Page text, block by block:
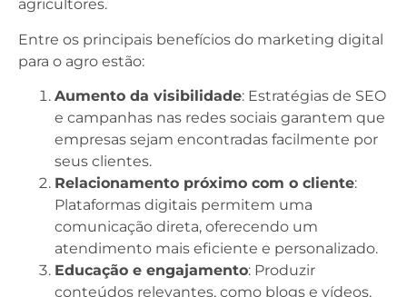
agricultores.
Entre os principais benefícios do marketing digital
para o agro estão:
Aumento da visibilidade: Estratégias de SEO
e campanhas nas redes sociais garantem que
empresas sejam encontradas facilmente por
seus clientes.
Relacionamento próximo com o cliente:
Plataformas digitais permitem uma
comunicação direta, oferecendo um
atendimento mais eficiente e personalizado.
Educação e engajamento: Produzir
conteúdos relevantes, como blogs e vídeos,